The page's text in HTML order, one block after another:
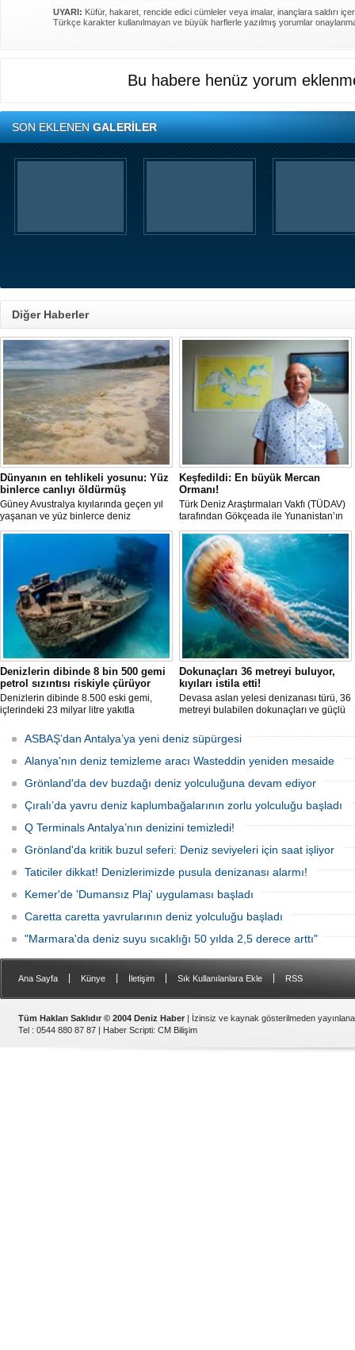
UYARI: Küfür, hakaret, rencide edici cümleler veya imalar, inançlara saldırı
Türkçe karakter kullanılmayan ve büyük harflerle yazılmış yorumlar
Bu habere henüz yorum
SON EKLENENGALERİLER
Diğer Haberler
Dünyanın en tehlikeli yosunu: Yüz
binlerce canlıyı öldürmüş
Güney Avustralya kıyılarında geçen yıl
yaşanan ve yüz binlerce deniz
canlısının ölümüne yol açan çevre
felaketinin arkasındaki yosun türü
incelendi. Araştırmacılar, söz konusu
mikroalgin bugüne kadar incelenen
türler arasında en zehirli örnek
olduğunu ortaya çıkardı.
Keşfedildi: En büyük Mercan
Ormanı!
Türk Deniz Araştırmaları Vakfı (TÜDAV)
tarafından Gökçeada ile Yunanistan’ın
Semadirek Adası arasında yürütülen
araştırmada, Türkiye kara sularında 70
ila 120 metre derinlikte ve 2
kilometreden fazla uzunlukta, Ege
Denizi’ndeki en büyük mercan ormanı
keşfedildi.
Denizlerin dibinde 8 bin 500 gemi
petrol sızıntısı riskiyle çürüyor
Denizlerin dibinde 8.500 eski gemi,
içlerindeki 23 milyar litre yakıtla
enkazlardan olası petrol sızıntılarının
deniz ekosistemleri için büyük bir tehdit
oluşturduğunu belirtiyor.
Dokunaçları 36 metreyi buluyor,
kıyıları istila etti!
Devasa aslan yelesi denizanası türü, 36
metreyi bulabilen dokunaçları ve güçlü
akıntıların bu olağan dışı yoğunluğa
neden olduğunu belirtiyor.
ASBAŞ’dan Antalya’ya yeni deniz süpürgesi
Alanya'nın deniz temizleme aracı Wasteddin yeniden mesaide
Grönland'da dev buzdağı deniz yolculuğuna devam ediyor
Çıralı’da yavru deniz kaplumbağalarının zorlu yolculuğu başladı
Q Terminals Antalya’nın denizini temizledi!
Grönland'da kritik buzul seferi: Deniz seviyeleri için saat işliyor
Taticiler dikkat! Denizlerimizde pusula denizanası alarmı!
Kemer'de 'Dumansız Plaj' uygulaması başladı
Caretta caretta yavrularının deniz yolculuğu başladı
"Marmara'da deniz suyu sıcaklığı 50 yılda 2,5 derece arttı"
Ana Sayfa Künye İletişim Sık Kullanılanlara Ekle RSS
Tüm Hakları Saklıdır © 2004 Deniz Haber | İzinsiz ve kaynak gösterilmeden
Tel : 0544 880 87 87 | Haber Scripti: CM Bilişim